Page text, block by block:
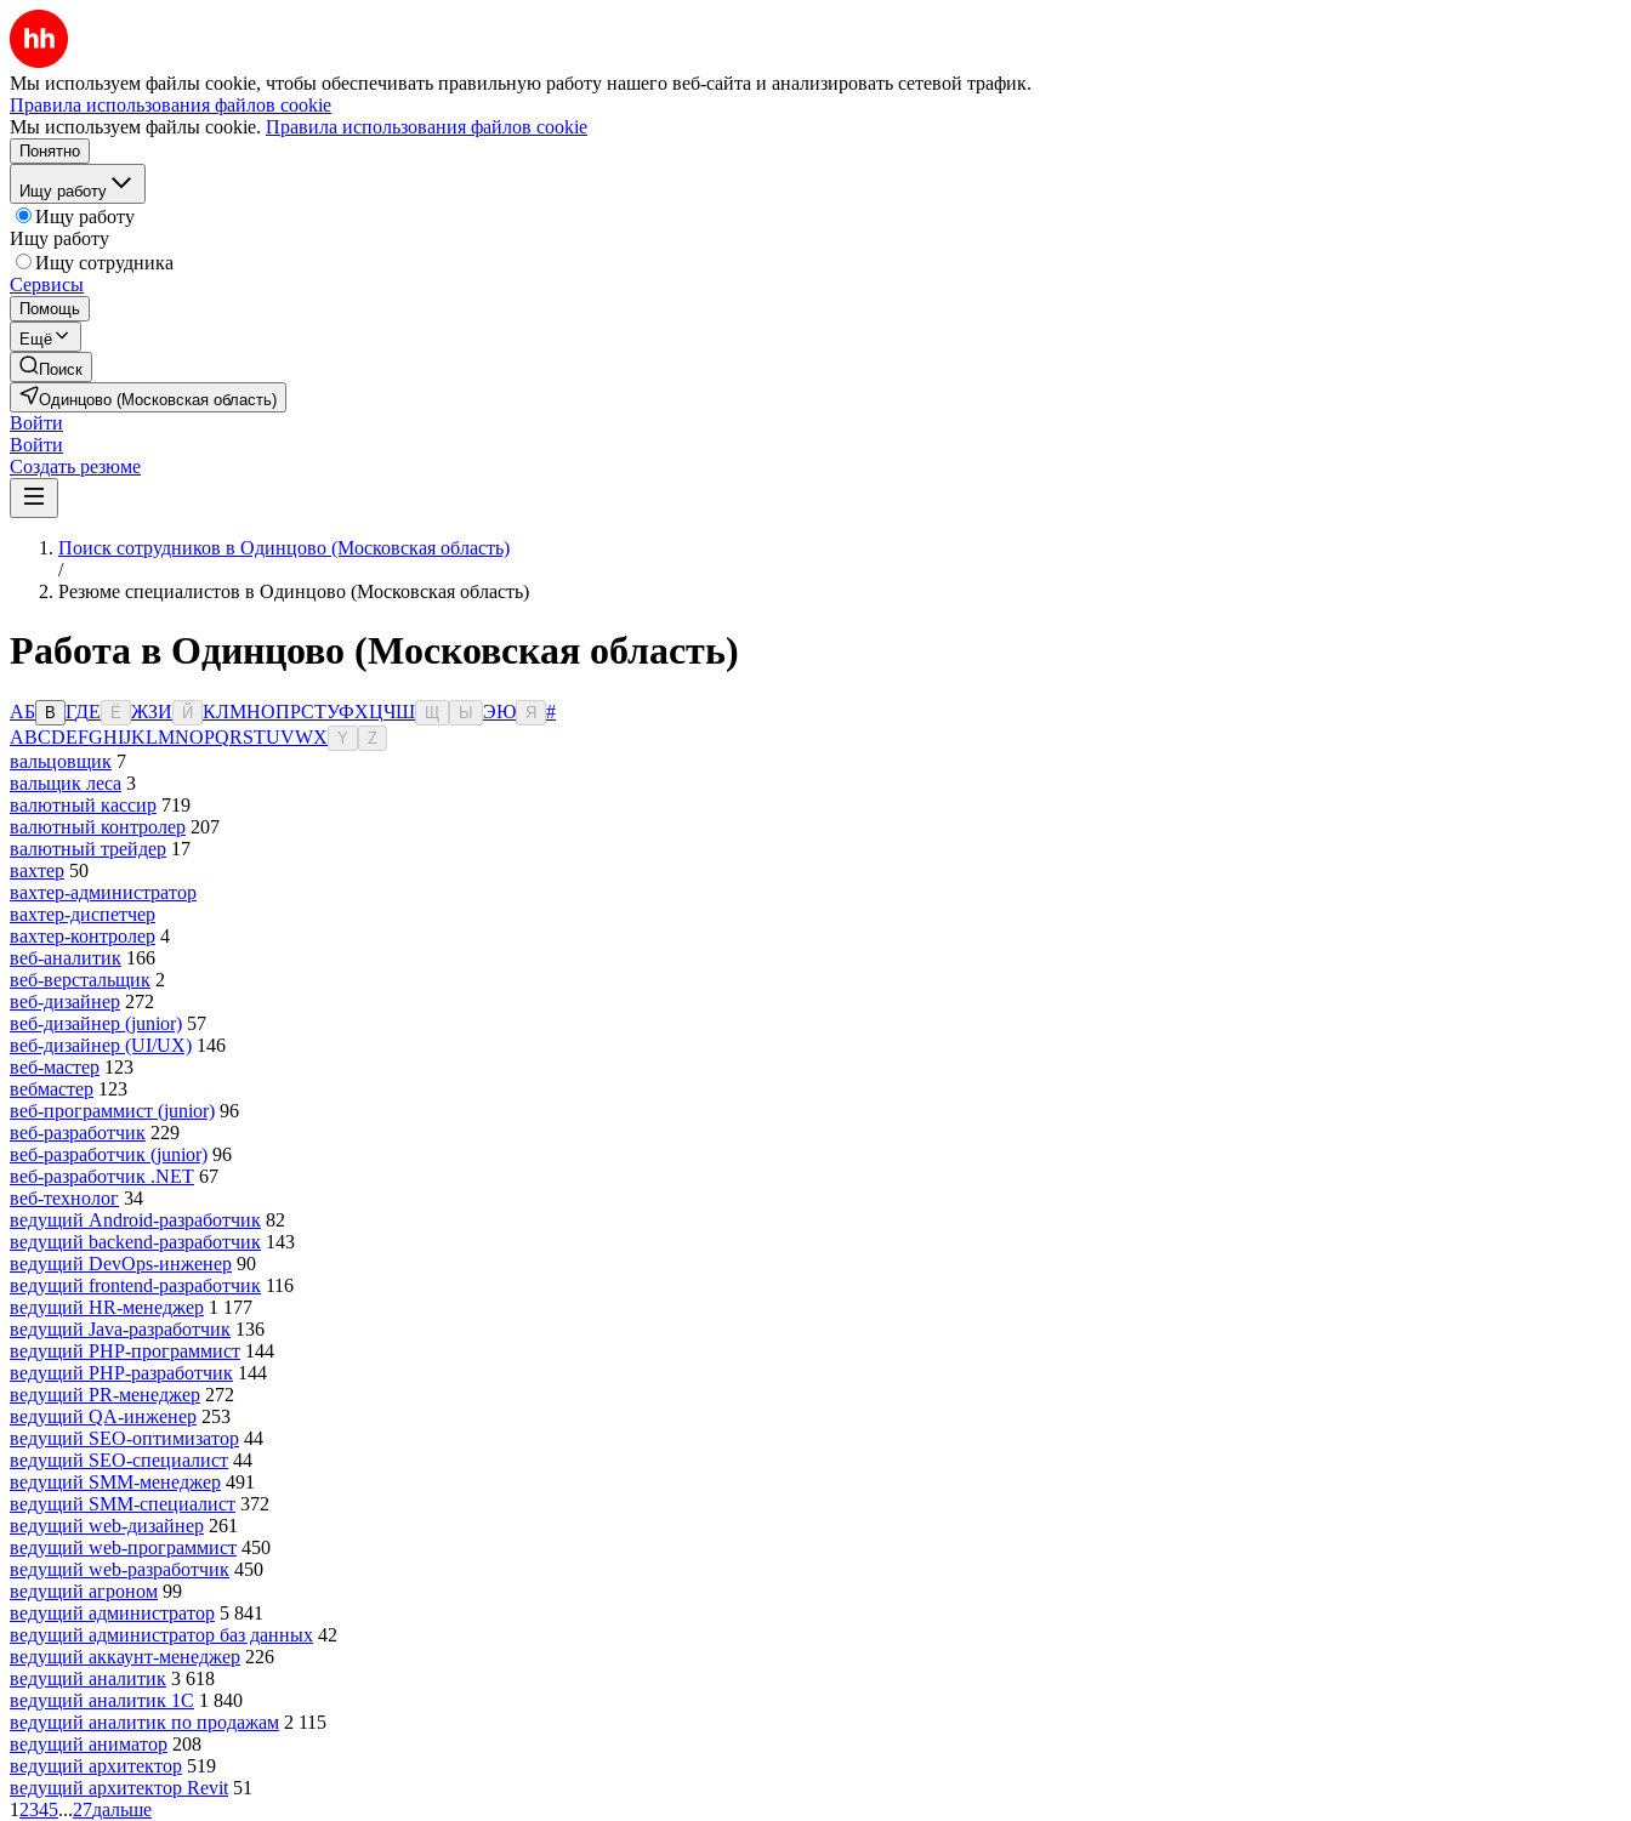
Мы используем файлы cookie, чтобы обеспечивать правильную работу нашего веб-сайта и анализировать сетевой трафик.
Правила использования файлов cookie
Мы используем файлы cookie. Правила использования файлов cookie
Понятно
Ищу работу
Ищу работу
Ищу работу
Ищу сотрудника
Сервисы
Помощь
Ещё
Поиск
Одинцово (Московская область)
Войти
Войти
Создать резюме
Поиск сотрудников в Одинцово (Московская область)
/
Резюме специалистов в Одинцово (Московская область)
Работа в Одинцово (Московская область)
АБ В ГДЕ Ё ЖЗИ Й КЛМНОПРСТУФХЦЧШ Ы ЭЮ Я
#
ABCDEFGHIJKLMNOPQRSTUVWX Y Z
вальцовщик 7
вальщик леса 3
валютный кассир 719
валютный контролер 207
валютный трейдер 17
вахтер 50
вахтер-администратор
вахтер-диспетчер
вахтер-контролер 4
веб-аналитик 166
веб-верстальщик 2
веб-дизайнер 272
веб-дизайнер (junior) 57
веб-дизайнер (UI/UX) 146
веб-мастер 123
вебмастер 123
веб-программист (junior) 96
веб-разработчик 229
веб-разработчик (junior) 96
веб-разработчик .NET 67
веб-технолог 34
ведущий Android-разработчик 82
ведущий backend-разработчик 143
ведущий DevOps-инженер 90
ведущий frontend-разработчик 116
ведущий HR-менеджер 1 177
ведущий Java-разработчик 136
ведущий PHP-программист 144
ведущий PHP-разработчик 144
ведущий PR-менеджер 272
ведущий QA-инженер 253
ведущий SEO-оптимизатор 44
ведущий SEO-специалист 44
ведущий SMM-менеджер 491
ведущий SMM-специалист 372
ведущий web-дизайнер 261
ведущий web-программист 450
ведущий web-разработчик 450
ведущий агроном 99
ведущий администратор 5 841
ведущий администратор баз данных 42
ведущий аккаунт-менеджер 226
ведущий аналитик 3 618
ведущий аналитик 1С 1 840
ведущий аналитик по продажам 2 115
ведущий аниматор 208
ведущий архитектор 519
ведущий архитектор Revit 51
1 2345...27дальше